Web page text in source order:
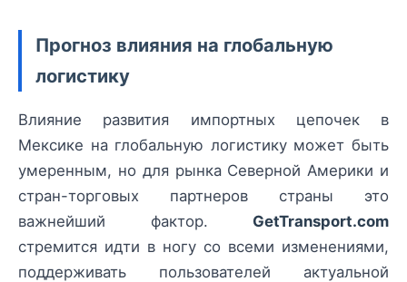
Прогноз влияния на глобальную
логистику
Влияние развития импортных цепочек в
Мексике на глобальную логистику может быть
умеренным, но для рынка Северной Америки и
стран-торговых партнеров страны это
важнейший фактор. GetTransport.com
стремится идти в ногу со всеми изменениями,
поддерживать пользователей актуальной